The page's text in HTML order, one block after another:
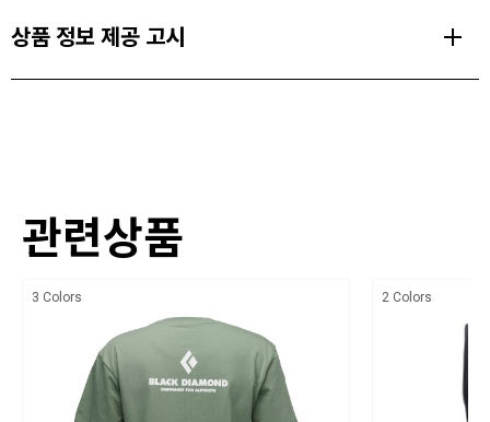
냄새 억제 기능과 뛰어난 땀 흡수 및 건조 기능이 있어 활동 후에도 쾌
원단 표면이 매우 부드럽게 마감됨
핏: 레귤러
길이(어깨 최고점 기준): 50.8 cm
길이(등 중심 기준): 48.26 cm
Soft Polyester Stretch Jersey (88% Polyester 12% Elastane)
상품 정보 제공 고시
상세설명참조
제조자,수입품의 경우 수입자를 함께 표기
블랙다이아몬드/ 수입자 (주)블랙다이아몬드 코리아
관련상품
3 Colors 2 Colors